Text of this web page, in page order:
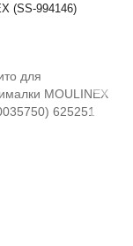
(SS-994146)